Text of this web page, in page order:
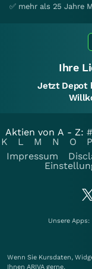
✅ mehr als 25 Jahre
Ihre
Jetzt Depot
Aktien von A - Z: #
K
L M N O P
Impressum
Unsere Apps:
Wenn Sie Kursdaten,
Ihnen ARIVA gerne.